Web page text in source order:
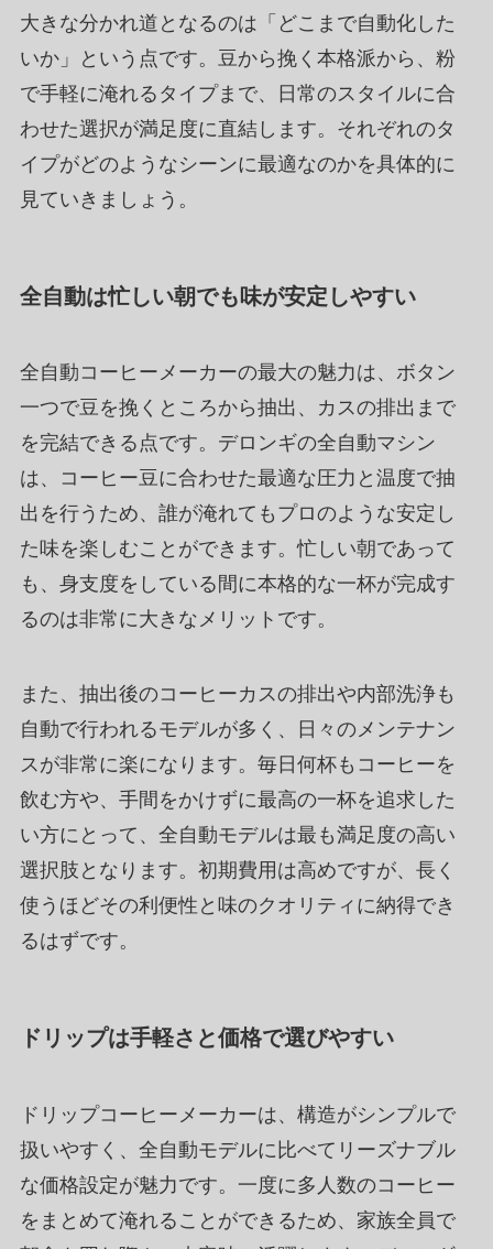
大きな分かれ道となるのは「どこまで自動化した
いか」という点です。豆から挽く本格派から、粉
で手軽に淹れるタイプまで、日常のスタイルに合
わせた選択が満足度に直結します。それぞれのタ
イプがどのようなシーンに最適なのかを具体的に
見ていきましょう。
全自動は忙しい朝でも味が安定しやすい
全自動コーヒーメーカーの最大の魅力は、ボタン
一つで豆を挽くところから抽出、カスの排出まで
を完結できる点です。デロンギの全自動マシン
は、コーヒー豆に合わせた最適な圧力と温度で抽
出を行うため、誰が淹れてもプロのような安定し
た味を楽しむことができます。忙しい朝であって
も、身支度をしている間に本格的な一杯が完成す
るのは非常に大きなメリットです。
また、抽出後のコーヒーカスの排出や内部洗浄も
自動で行われるモデルが多く、日々のメンテナン
スが非常に楽になります。毎日何杯もコーヒーを
飲む方や、手間をかけずに最高の一杯を追求した
い方にとって、全自動モデルは最も満足度の高い
選択肢となります。初期費用は高めですが、長く
使うほどその利便性と味のクオリティに納得でき
るはずです。
ドリップは手軽さと価格で選びやすい
ドリップコーヒーメーカーは、構造がシンプルで
扱いやすく、全自動モデルに比べてリーズナブル
な価格設定が魅力です。一度に多人数のコーヒー
をまとめて淹れることができるため、家族全員で